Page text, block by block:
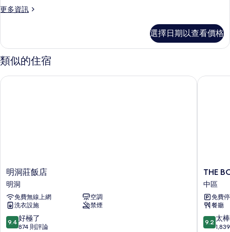
床
的
所
有
相
更多資訊
更
雙
床
房
詳
選擇日期以查看價格
類似的住宿
明
洞
莊
飯
店
明
洞
明洞莊飯店
明洞
免費無線上網
空調
洗衣設施
禁煙
9.4
分，
9.4 好極了
874 則評論
明洞莊飯店
THE
飯
店
中
THE
中區
免費
餐廳
9.2
分，
9.2 太
THE